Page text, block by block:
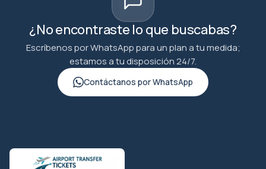
¿No encontraste lo que buscabas?
Escríbenos por WhatsApp para un plan a tu medida;
estamos a tu disposición 24/7.
Contáctanos por WhatsApp